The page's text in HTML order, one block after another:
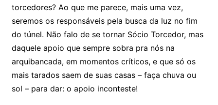
torcedores? Ao que me parece, mais uma vez,
seremos os responsáveis pela busca da luz no fim
do túnel. Não falo de se tornar Sócio Torcedor, mas
daquele apoio que sempre sobra pra nós na
arquibancada, em momentos críticos, e que só os
mais tarados saem de suas casas – faça chuva ou
sol – para dar: o apoio inconteste!